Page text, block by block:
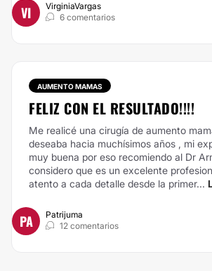
VI
VirginiaVargas
6 comentarios
AUMENTO MAMAS
FELIZ CON EL RESULTADO!!!!
Me realicé una cirugía de aumento
deseaba hacia muchísimos años , mi
muy buena por eso recomiendo al Dr
considero que es un excelente
atento a cada detalle desde la primer...
PA
Patrijuma
12 comentarios